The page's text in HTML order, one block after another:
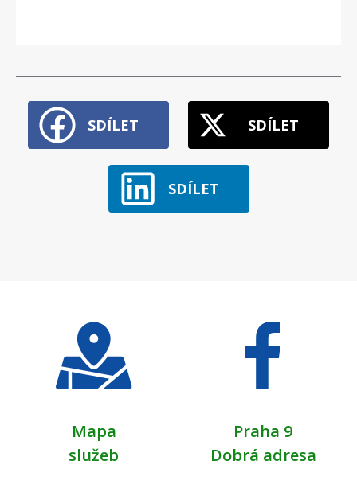
SDÍLET SDÍLET
SDÍLET
Mapa
služeb
Praha 9
Dobrá adresa